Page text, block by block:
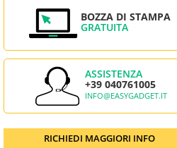
BOZZA DI STAMPA
GRATUITA
ASSISTENZA
+39 040761005
INFO@EASYGADGET.IT
RICHIEDI MAGGIORI INFO